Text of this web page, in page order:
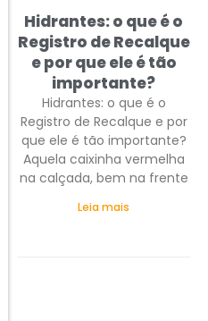
Hidrantes: o que é o
Registro de Recalque
e por que ele é tão
importante?
Hidrantes: o que é o
Registro de Recalque e por
que ele é tão importante?
Aquela caixinha vermelha
na calçada, bem na frente
Leia mais